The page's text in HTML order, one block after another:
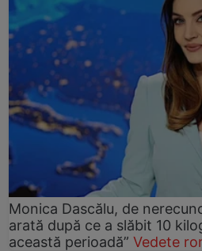
Monica Dascălu, de
arată după ce a slăbit 10
această perioadă” Vedete